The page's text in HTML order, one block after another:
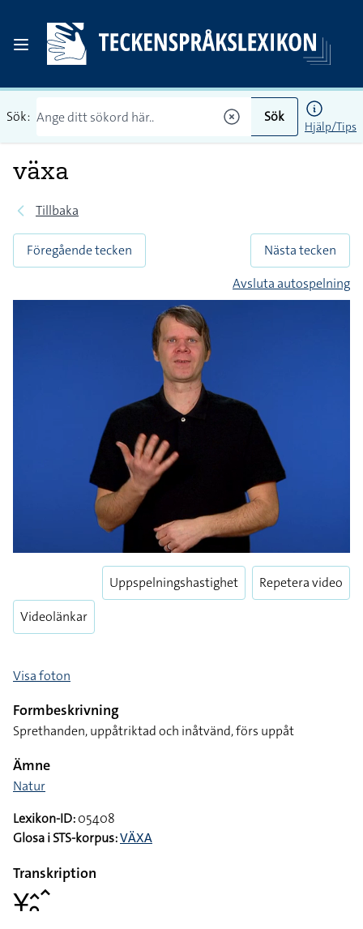
Sök: Sök
Hjälp/Tips
växa
Tillbaka
Föregående tecken
Nästa tecken
Avsluta autospelning
Videolänkar
Uppspelningshastighet Repetera video
Visa foton
Formbeskrivning
Sprethanden, uppåtriktad och inåtvänd, förs uppåt
Ämne
Natur
Lexikon-ID:05408
Glosa i STS-korpus:VÄXA
Transkription
􌥃􌤵􌥘􌥦